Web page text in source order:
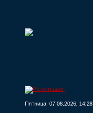
Пятница, 07.08.2026, 14:28